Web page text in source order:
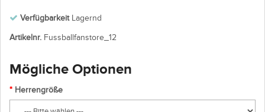
VerfügbarkeitLagernd
Artikelnr. Fussballfanstore_12
Mögliche Optionen
Herrengröße